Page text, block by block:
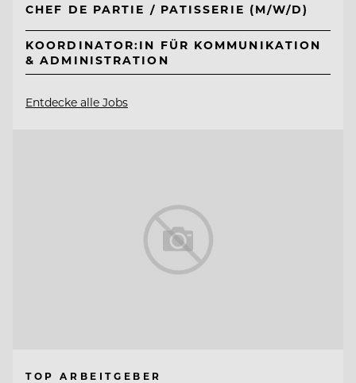
CHEF DE PARTIE / PATISSERIE (M/W/D)
KOORDINATOR:IN FÜR KOMMUNIKATION
& ADMINISTRATION
Entdecke alle Jobs
TOP ARBEITGEBER